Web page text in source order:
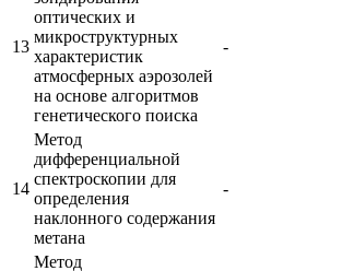
13
оптических и
микроструктурных
характеристик
атмосферных аэрозолей
на основе алгоритмов
генетического поиска
-
14
Метод
дифференциальной
спектроскопии для
определения
наклонного содержания
метана
-
Метод